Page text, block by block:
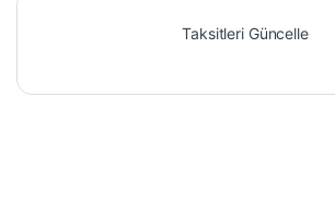
Taksitleri Güncelle